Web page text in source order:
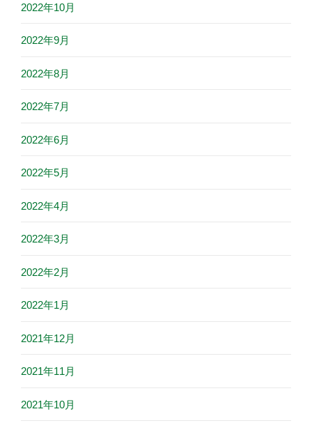
2022年10月
2022年9月
2022年8月
2022年7月
2022年6月
2022年5月
2022年4月
2022年3月
2022年2月
2022年1月
2021年12月
2021年11月
2021年10月